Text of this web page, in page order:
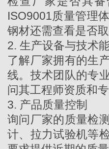
ISO9001质量管理
钢材还需查看是否
2. 生产设备与技术
了解厂家拥有的生
线。技术团队的专
问其工程师资质和专
3. 产品质量控制
询问厂家的质量检
计、拉力试验机等